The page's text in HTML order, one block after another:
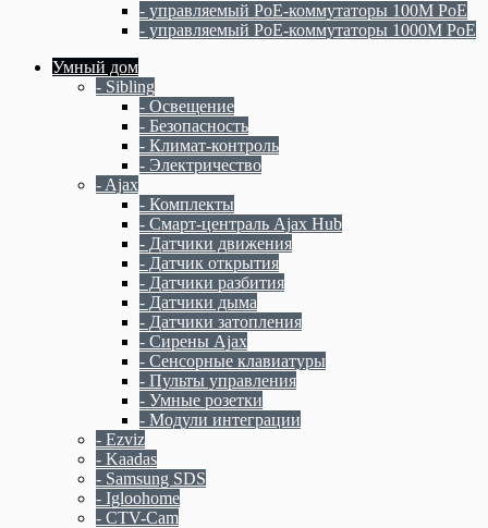
- управляемый PoE-коммутаторы 100M PoE
- управляемый PoE-коммутаторы 1000M PoE
Умный дом
- Sibling
- Освещение
- Безопасность
- Климат-контроль
- Электричество
- Ajax
- Комплекты
- Смарт-централь Ajax Hub
- Датчики движения
- Датчик открытия
- Датчики разбития
- Датчики дыма
- Датчики затопления
- Сирены Ajax
- Сенсорные клавиатуры
- Пульты управления
- Умные розетки
- Модули интеграции
- Ezviz
- Kaadas
- Samsung SDS
- Igloohome
- CTV-Cam